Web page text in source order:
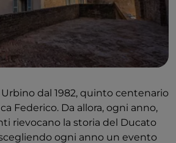
Urbino dal 1982, quinto centenario
Federico. Da allora, ogni anno,
rievocano la storia del Ducato
ogni anno un evento